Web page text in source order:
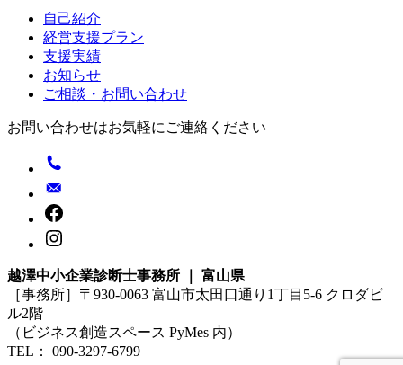
自己紹介
経営支援プラン
支援実績
お知らせ
ご相談・お問い合わせ
お問い合わせはお気軽にご連絡ください
越澤中小企業診断士事務所 ｜ 富山県
［事務所］〒930-0063 富山市太田口通り1丁目5-6 クロダビ
ル2階
（ビジネス創造スペース PyMes 内）
TEL： 090-3297-6799